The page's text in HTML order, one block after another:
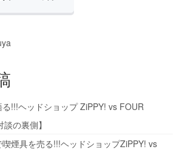
!!!ヘッドショップ ZiPPY! vs FOUR
の裏側】
煙具を売る!!!ヘッドショップZiPPY! vs